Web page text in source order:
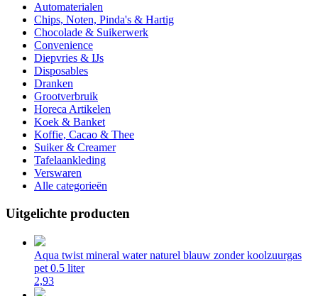
Automaterialen
Chips, Noten, Pinda's & Hartig
Chocolade & Suikerwerk
Convenience
Diepvries & IJs
Disposables
Dranken
Grootverbruik
Horeca Artikelen
Koek & Banket
Koffie, Cacao & Thee
Suiker & Creamer
Tafelaankleding
Verswaren
Alle categorieën
Uitgelichte producten
Aqua twist mineral water naturel blauw zonder koolzuurgas
pet 0.5 liter
2,93